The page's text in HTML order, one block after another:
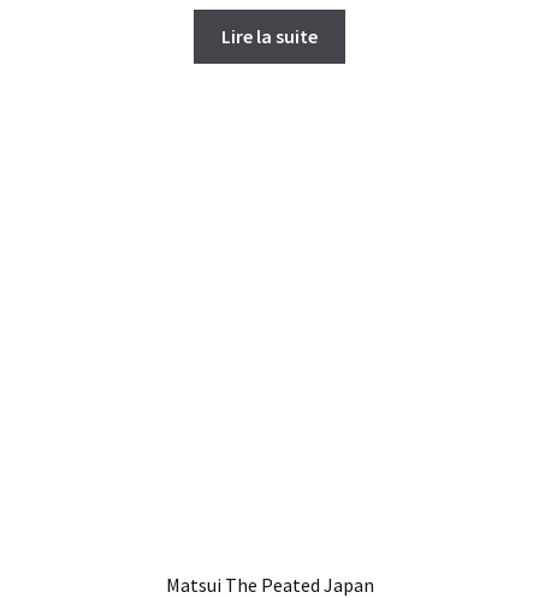
Lire la suite
Matsui The Peated Japan